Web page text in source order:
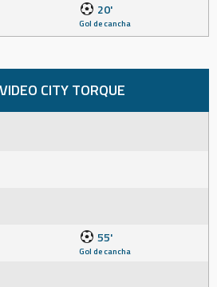
20'
Gol de cancha
CITY TORQUE
55'
Gol de cancha